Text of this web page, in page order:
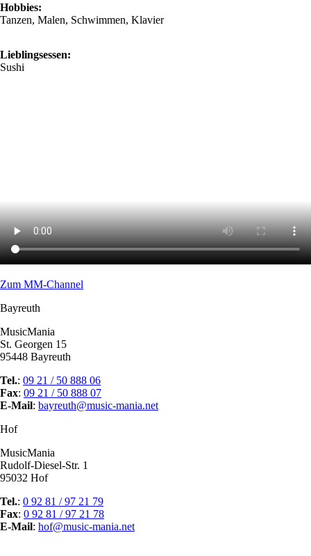
Hobbies:
Tanzen, Malen, Schwimmen, Klavier
Lieblingsessen:
Sushi
Zum MM-Channel
Bayreuth
MusicMania
St. Georgen 15
95448 Bayreuth
Tel.: 09 21 / 50 888 06
Fax: 09 21 / 50 888 07
E-Mail: bayreuth@music-mania.net
Hof
MusicMania
Rudolf-Diesel-Str. 1
95032 Hof
Tel.: 0 92 81 / 97 21 79
Fax: 0 92 81 / 97 21 78
E-Mail: hof@music-mania.net